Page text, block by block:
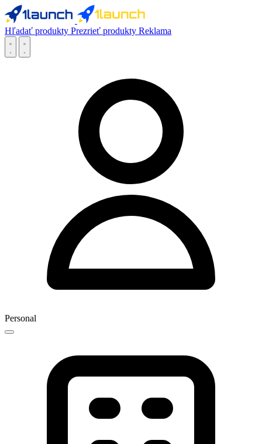
Hľadať produkty Prezrieť produkty Reklama
Personal